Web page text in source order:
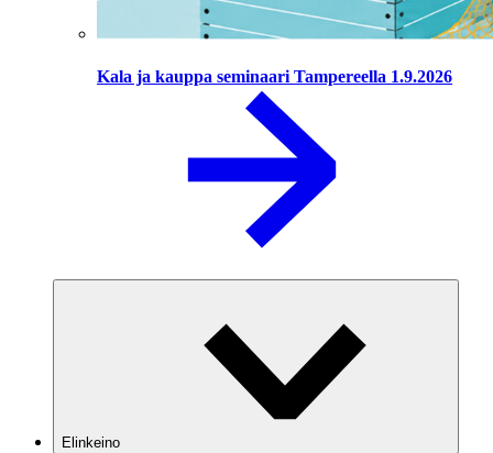
Kala ja kauppa seminaari Tampereella 1.9.2026
Elinkeino